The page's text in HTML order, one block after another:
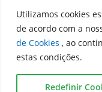
Utilizamos cookies
de acordo com a
de Cookies , ao
estas condições.
Redefinir
SIC –